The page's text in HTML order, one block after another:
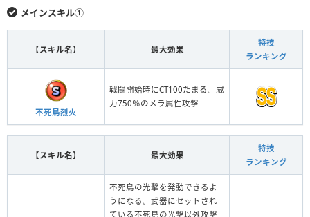
メインスキル①
【スキル名】 最大効果
特技
ランキング
不死鳥烈火
戦闘開始時にCT100たまる。威
力750％のメラ属性攻撃
【スキル名】 最大効果
特技
ランキング
不死鳥の光撃を発動できるよ
うになる。武器にセットされ
ている不死鳥の光撃以外攻撃